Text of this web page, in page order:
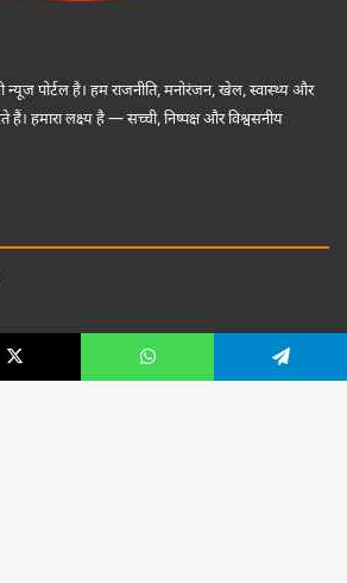
न्यूज पोर्टल है। हम राजनीति, मनोरंजन, खेल, स्वास्थ्य और
हैं। हमारा लक्ष्य है — सच्ची, निष्पक्ष और विश्वसनीय